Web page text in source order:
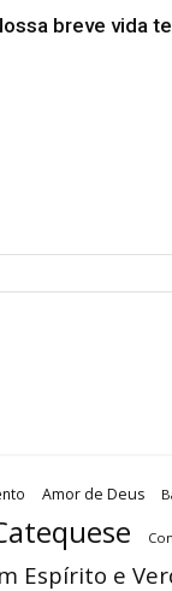
breve vida
Amor de Deus
Espírito e